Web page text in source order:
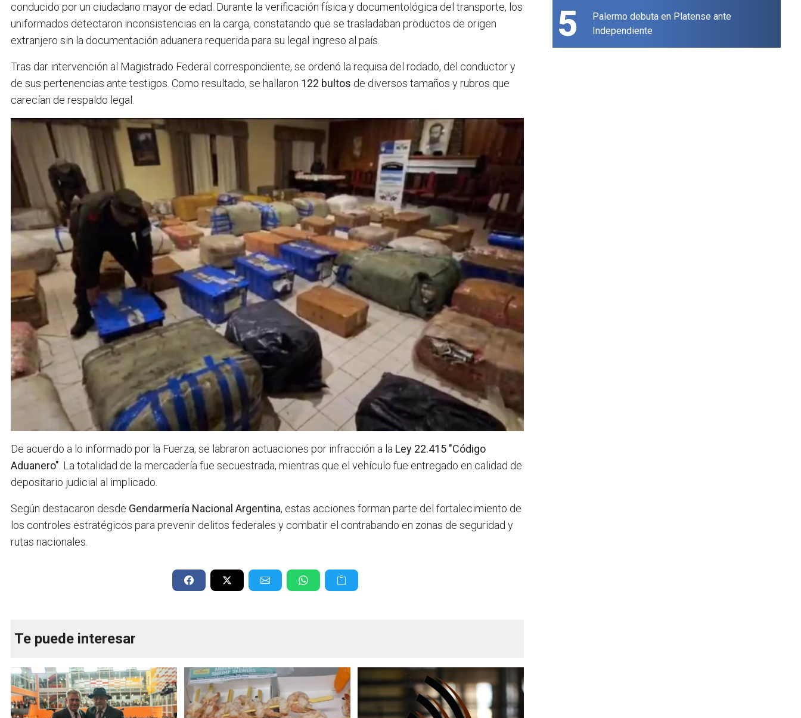
conducido por un ciudadano mayor de edad. Durante la verificación física y documentológica del transporte, los
uniformados detectaron inconsistencias en la carga, constatando que se trasladaban productos de origen
extranjero sin la documentación aduanera requerida para su legal ingreso al país.
Tras dar intervención al Magistrado Federal correspondiente, se ordenó la requisa del rodado, del conductor y
de sus pertenencias ante testigos. Como resultado, se hallaron 122 bultos de diversos tamaños y rubros que
carecían de respaldo legal .
De acuerdo a lo informado por la Fuerza, se labraron actuaciones por infracción a la Ley 22.415 "Código
Aduanero" . La totalidad de la mercadería fue secuestrada, mientras que el vehículo fue entregado en calidad de
depositario judicial al implicado
Según destacaron desde Gendarmería Nacional Argentina, estas acciones forman parte del fortalecimiento de
los controles estratégicos para prevenir delitos federales y combatir el contrabando en zonas de seguridad y
rutas nacionales
Te puede interesar
5
Palermo debuta en Platense ante
Independiente